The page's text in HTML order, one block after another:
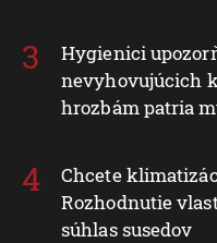
Hygienici
nevyhovujúcich
hrozbám patria
Chcete
Rozhodnutie
súhlas susedov